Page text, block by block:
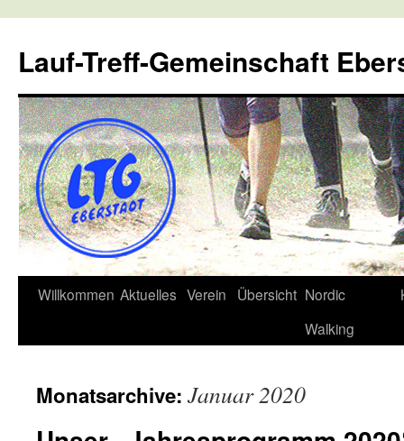
Lauf-Treff-Gemeinschaft
Zum
Willkommen Aktuelles Verein Übersicht Nordic
Walking
Monatsarchive: Januar 2020